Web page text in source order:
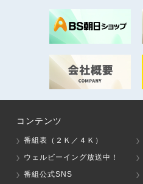
コンテンツ
番組表（２Ｋ／４Ｋ）
ウェルビーイング放送中！
番組公式SNS